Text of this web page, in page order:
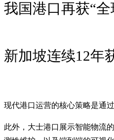
我国港口再获“
新加坡连续12年
现代港口运营的核心策略是通
此外，大士港口展示智能物流